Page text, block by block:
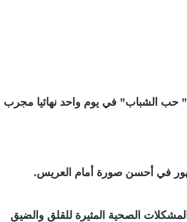
حب الشباب” في يوم واحد نهائيا مجرب
في أحسن صورة أمام العريس.
الصحية المثيرة للقلق والضيق